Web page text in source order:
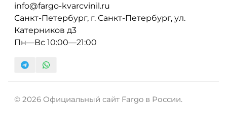
info@fargo-kvarcvinil.ru
Санкт-Петербург, г. Санкт-Петербург, ул.
Катерников д3
Пн—Вс 10:00—21:00
© 2026 Официальный сайт Fargo в России.